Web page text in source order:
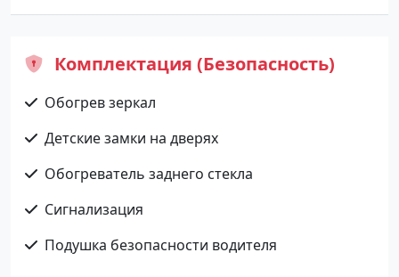
Комплектация (Безопасность)
Обогрев зеркал
Детские замки на дверях
Обогреватель заднего стекла
Сигнализация
Подушка безопасности водителя